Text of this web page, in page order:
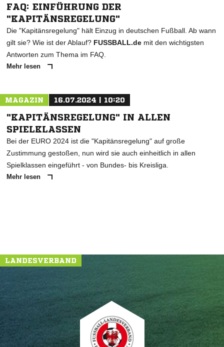
FAQ: EINFÜHRUNG DER
"KAPITÄNSREGELUNG"
Die "Kapitänsregelung" hält Einzug in deutschen Fußball. Ab wann
gilt sie? Wie ist der Ablauf? FUSSBALL.de mit den wichtigsten
Antworten zum Thema im FAQ.
Mehr lesen
MAGAZIN 16.07.2024 | 10:20
"KAPITÄNSREGELUNG" IN ALLEN
SPIELKLASSEN
Bei der EURO 2024 ist die "Kapitänsregelung" auf große
Zustimmung gestoßen, nun wird sie auch einheitlich in allen
Spielklassen eingeführt - von Bundes- bis Kreisliga.
Mehr lesen
LANDESVERBAND